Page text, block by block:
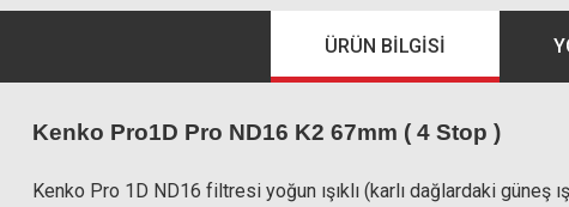
ÜRÜN BILGISI
Kenko Pro1D Pro ND16 K2 67mm ( 4 Stop )
Kenko Pro 1D ND16 filtresi yoğun ışıklı (karlı dağlardaki güneş